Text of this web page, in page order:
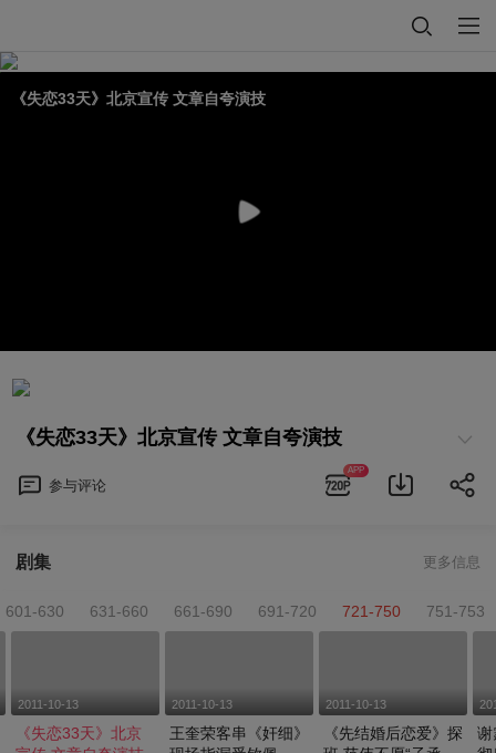
《失恋33天》北京宣传 文章自夸演技
《失恋33天》北京宣传 文章自夸演技
参与评论
APP
剧集 更多信息
601-630 631-660 661-690 691-720 721-750 751-753
2011-10-13
《失恋33天》北京
2011-10-13
王奎荣客串《奸细》
2011-10-13
《先结婚后恋爱》探
谢